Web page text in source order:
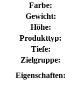
Farbe:
Gewicht:
Höhe:
Produkttyp:
Tiefe:
Zielgruppe:
Eigenschaften: